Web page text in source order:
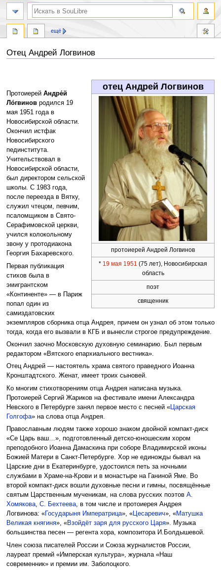
Отец Андрей Логвинов
навигации
поиску
отец Андрей Логвинов
протоиерей Андрей Логвинов
* 19 мая 1951 (75 лет), Новосибирская
область
поэт
священник
Протоиерей Андре́й
Ло́гвиновродился 19
мая 1951 года в
Новосибирской области.
Окончил истфак
Новосибирского
пединститута.
Учительствовал в
Новосибирской области,
был директором сельской
школы. С 1983 года,
после переезда в Вятку,
служил чтецом, певчим,
псаломщиком в Свято-
Серафимовской церкви,
учился колокольному
звону у протодиакона
Георгия Бахаревского.
Первая публикация
стихов была в
эмигрантском
«Континенте» — в Париж
попал один из
самиздатовских
экземпляров сборника отца Андрея, причем он узнал об этом только
тогда, когда его вызвали в КГБ и вынесли строгое предупреждение.
Окончил заочно Московскую духовную семинарию. Был первым
редактором «Вятского епархиального вестника».
Отец Андрей — настоятель храма святого праведного Иоанна
Кронштадтского. Женат, имеет троих сыновей.
Ко многим стихотворениям отца Андрея написана музыка.
Протоиерей Сергий Жариков на фестивале имени Александра
Невского в Петербурге занял первое место с песней «Царская
Голгофа» на слова отца Андрея.
Православным людям также хорошо знаком двойной компакт-диск
«Се Царь ваш…», подготовленный детско-юношеским хором
преподобного Иоанна Дамаскина при соборе Владимирской иконы
Божией Матери в Санкт-Петербурге. Хор не единожды бывал на
Царские дни в Екатеринбурге, удостоился петь за ночными
службами в Храме-на-Крови и в монастыре на Ганиной Яме. Во
второй компакт-диск вошли духовные песни и гимны, посвящённые
святым Царственным мученикам, на слова русских поэтов А.
Хомякова, С. Бехтеева, в том числе и протоиерея Андрея
Логвинова: «Государыня Императрица», «Цесаревич», «Матушка
Великая княгиня», «Взойдёт заря для русского Царя». Музыка
большинства песен — регента хора, композитора И.Болдышевой.
Член союза писателей России и Союза журналистов России,
лауреат премий «Имперская культура», журнала «Наш
современник» и премии им. Заболоцкого.
ещё